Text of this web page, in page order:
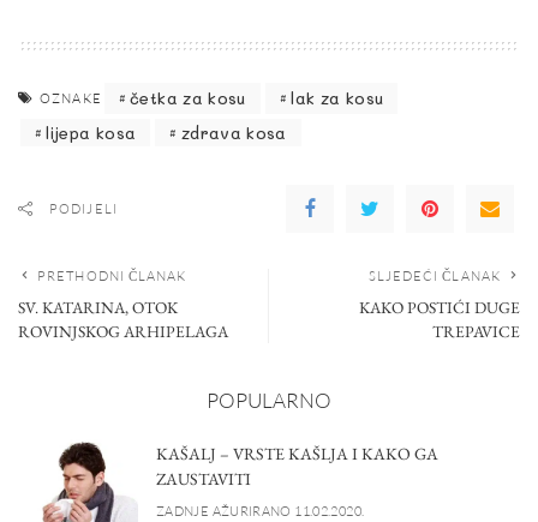
OZNAKE četka za kosu
lak za kosu
lijepa kosa
zdrava kosa
PODIJELI
PRETHODNI ČLANAK
SV. KATARINA, OTOK
ROVINJSKOG ARHIPELAGA
SLJEDEĆI ČLANAK
KAKO POSTIĆI DUGE
TREPAVICE
POPULARNO
KAŠALJ – VRSTE KAŠLJA I KAKO GA
ZAUSTAVITI
ZADNJE AŽURIRANO 11.02.2020.